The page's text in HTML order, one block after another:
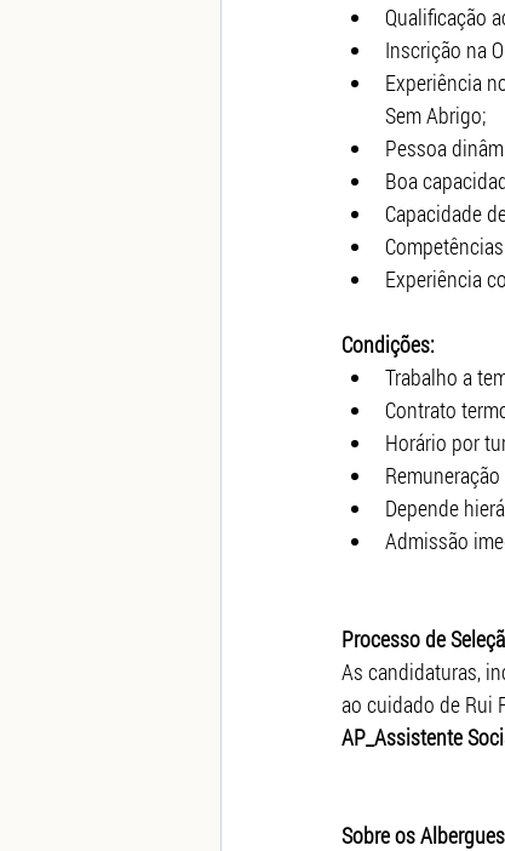
Qualificação
Inscrição na
Experiência
Sem Abrigo;
Pessoa
Boa
Capacidade
Experiência
Condições:
Trabalho a
Contrato
Horário por
Depende
Admissão
Processo de
As candidaturas,
ao cuidado de Rui
AP_Assistente
Sobre os